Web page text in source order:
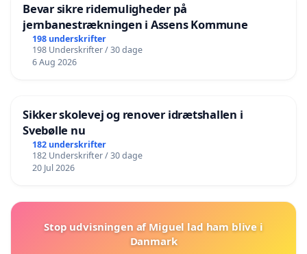
Bevar sikre ridemuligheder på
jernbanestrækningen i Assens Kommune
198 underskrifter
198 Underskrifter / 30 dage
6 Aug 2026
Sikker skolevej og renover idrætshallen i
Svebølle nu
182 underskrifter
182 Underskrifter / 30 dage
20 Jul 2026
Stop udvisningen af Miguel lad ham blive i
Danmark